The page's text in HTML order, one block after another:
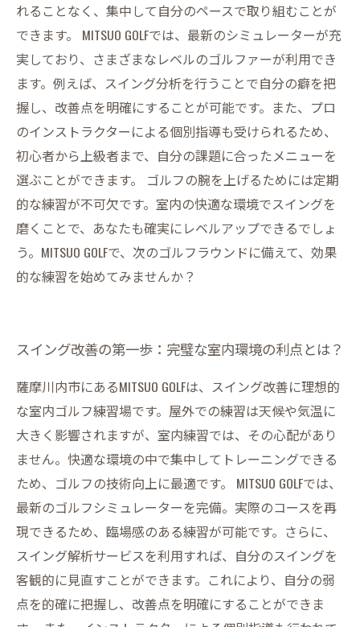
れることなく、集中して自分のペースで取り組むことが
できます。 MITSUO GOLFでは、最新のシミュレーターが充
実しており、さまざまなレベルのゴルファーが利用でき
ます。例えば、スイング分析を行うことで自分の癖を把
握し、改善点を明確にすることが可能です。また、プロ
のインストラクターによる個別指導も受けられるため、
初心者から上級者まで、自分の課題に合ったメニューを
選ぶことができます。 ゴルフの腕を上げるためには定期
的な練習が不可欠です。室内の快適な環境でスイングを
磨くことで、あなたも確実にレベルアップできるでしょ
う。MITSUO GOLFで、次のゴルフラウンドに備えて、効果
的な練習を始めてみませんか？
スイング改善の第一歩：完璧な室内環境の利点とは？
薩摩川内市にあるMITSUO GOLFは、スイング改善に理想的
な室内ゴルフ練習場です。屋外での練習は天候や気温に
大きく影響されますが、室内練習では、その心配があり
ません。快適な環境の中で集中してトレーニングできる
ため、ゴルフの技術向上に最適です。 MITSUO GOLFでは、
最新のゴルフシミュレーターを完備。実際のコースを再
現できるため、臨場感のある練習が可能です。さらに、
スイング解析サービスを利用すれば、自分のスイングを
客観的に見直すことができます。これにより、自分の弱
点を的確に把握し、改善点を明確にすることができま